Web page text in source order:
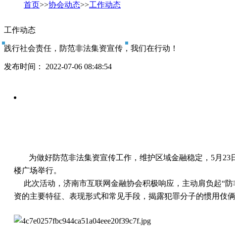
首页>>协会动态>>工作动态
工作动态
践行社会责任，防范非法集资宣传，我们在行动！
发布时间： 2022-07-06 08:48:54
为做好防范非法集资宣传工作，维护区域金融稳定，5月
楼广场举行。
此次活动， 济南市互联网金融协会积极响应，主动肩负起“防
资的主要特征、表现形式和常见手段，揭露犯罪分子的惯用伎